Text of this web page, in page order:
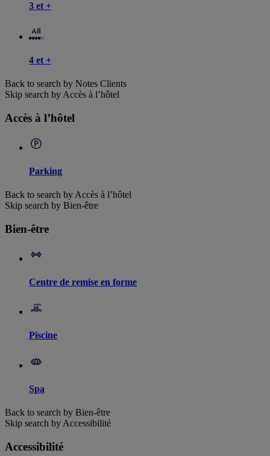
3 et +
4 et +
Back to search by Notes Clients
Skip search by Accès à l’hôtel
Accès à l’hôtel
Parking
Back to search by Accès à l’hôtel
Skip search by Bien-être
Bien-être
Centre de remise en forme
Piscine
Spa
Back to search by Bien-être
Skip search by Accessibilité
Accessibilité